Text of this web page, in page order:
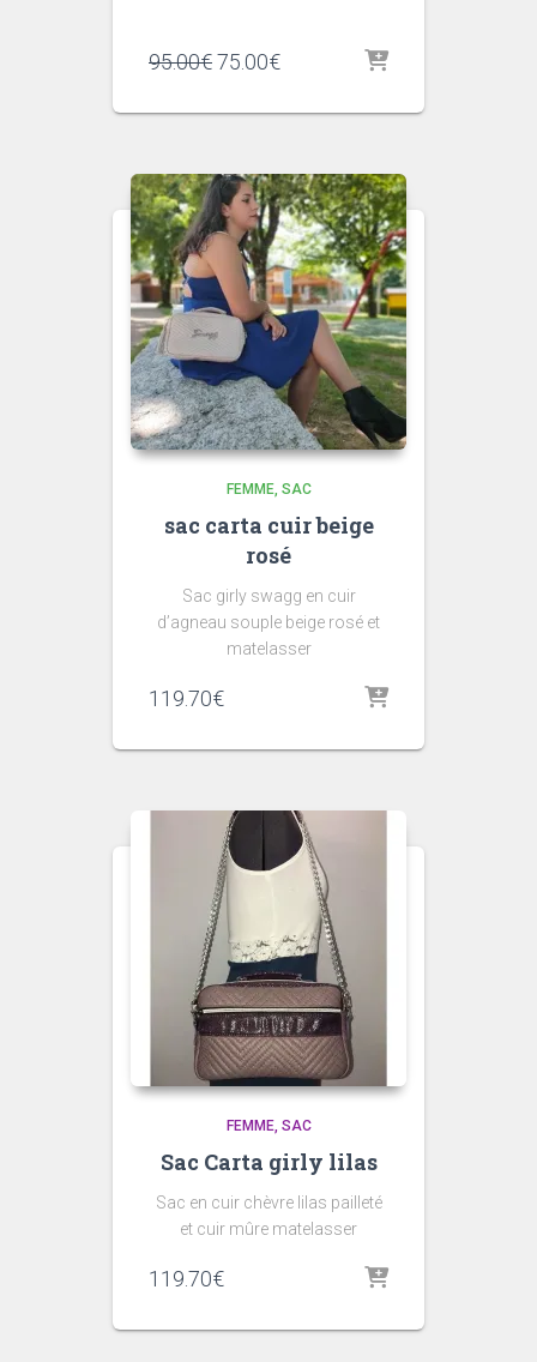
95.00€Le
initial
75.00€Le
actuel
FEMME SAC
sac carta cuir beige
rosé
Sac girly swagg en cuir
d’agneau souple beige rosé et
matelasser
119.70€
FEMME SAC
Sac Carta girly lilas
Sac en cuir chèvre lilas pailleté
et cuir mûre matelasser
119.70€